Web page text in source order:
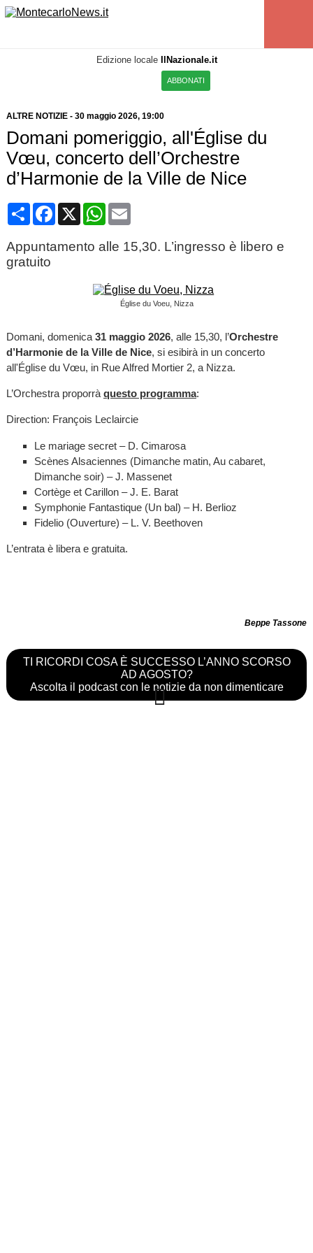
Edizione locale IlNazionale.it
ABBONATI
ALTRE NOTIZIE- 30 maggio 2026, 19:00
Domani pomeriggio, all'Église du
Vœu, concerto dell’Orchestre
d’Harmonie de la Ville de Nice
CondividiFacebook
X WhatsApp
Email
Appuntamento alle 15,30. L’ingresso è libero e
gratuito
Église du Voeu, Nizza
Domani, domenica 31 maggio 2026, alle 15,30, l’Orchestre
d’Harmonie de la Ville de Nice, si esibirà in un concerto
all'Église du Vœu, in Rue Alfred Mortier 2, a Nizza.
L’Orchestra proporrà questo programma:
Direction: François Leclaircie
Le mariage secret – D. Cimarosa
Scènes Alsaciennes (Dimanche matin, Au cabaret,
Dimanche soir) – J. Massenet
Cortège et Carillon – J. E. Barat
Symphonie Fantastique (Un bal) – H. Berlioz
Fidelio (Ouverture) – L. V. Beethoven
L’entrata è libera e gratuita.
Beppe Tassone
TI RICORDI COSA È SUCCESSO L’ANNO SCORSO
AD AGOSTO?
Ascolta il podcast con le notizie da non dimenticare